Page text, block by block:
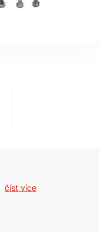
číst více